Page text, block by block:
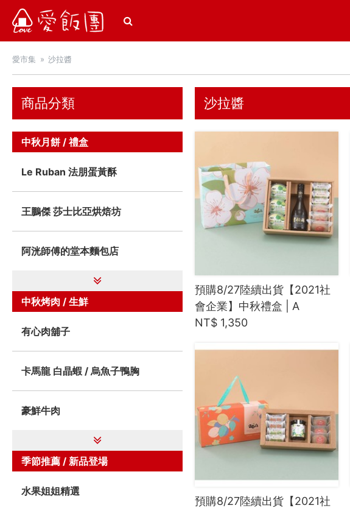
愛飯團
愛市集 沙拉醬
沙拉醬
預購8/27陸續出貨【2021社
會企業】中秋禮盒 | A
NT$ 1,350
預購8/27陸續出貨【2021社
商品分類
中秋月餅 / 禮盒
Le Ruban 法朋蛋黃酥
王鵬傑 莎士比亞烘焙坊
阿洸師傅的堂本麵包店
中秋烤肉 / 生鮮
有心肉舖子
卡馬龍 白晶蝦 / 烏魚子鴨胸
豪鮮牛肉
季節推薦 / 新品登場
水果姐姐精選